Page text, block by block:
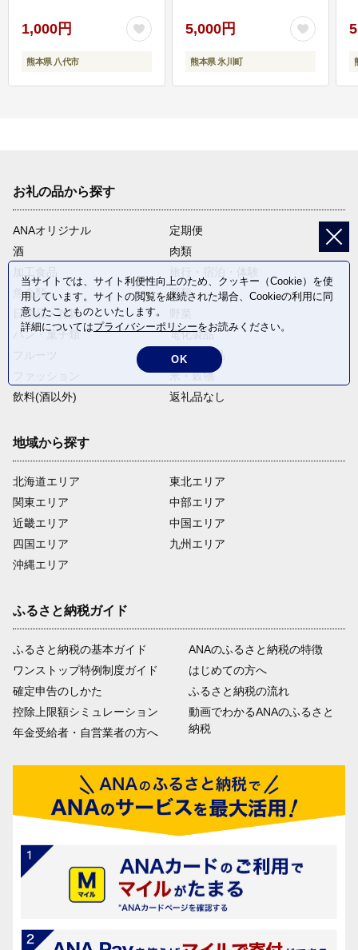
1,000円
熊本県 八代市
5,000円
熊本県 氷川町
お礼の品から探す
ANAオリジナル
定期便
酒
肉類
魚介類
麺類
日用品・雑貨
パン・菓子類
電化製品
卵・乳製品
米・穀物
飲料(酒以外)
返礼品なし
地域から探す
北海道エリア
関東エリア
近畿エリア
四国エリア
沖縄エリア
東北エリア
中部エリア
中国エリア
九州エリア
ふるさと納税ガイド
ふるさと納税の基本ガイド
ワンストップ特例制度ガイド
確定申告のしかた
控除上限額シミュレーション
年金受給者・自営業者の方へ
ANAのふるさと納税の特徴
はじめての方へ
ふるさと納税の流れ
動画でわかるANAのふるさと
納税
当サイトでは、サイト利便性向上のため、クッキー（Cookie）を使
用しています。サイトの閲覧を継続された場合、Cookieの利用に同
意したことものといたします。
詳細についてはプライバシーポリシーをお読みください。
OK